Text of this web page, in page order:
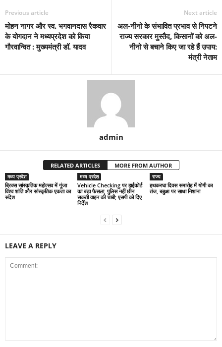
Previous article
मोहन नागर और स्व. भगवानदास रैकवार
के योगदान ने मध्यप्रदेश को किया
गौरवान्वित : मुख्यमंत्री डॉ. यादव
Next article
अल-नीनो के संभावित प्रभाव से निपटने
राज्य सरकार मुस्तैद, किसानों को अल-
नीनो से बचाने किए जा रहे हैं उपाय:
मंत्री नेताम
admin
RELATED ARTICLES MORE FROM AUTHOR
मध्य प्रदेश
ब्रिक्स सांस्कृतिक महोत्सव में गूंजा
विश्व शांति और सांस्कृतिक एकता का
संदेश
मध्य प्रदेश
Vehicle Checking पर हाईकोर्ट
का बड़ा फैसला, पुलिस नहीं छीन
सकती वाहन की चाबी; एसपी को दिए
निर्देश
राज्य
हथकरघा दिवस समारोह में योगी का
तंज, बबुआ पर साधा निशाना
LEAVE A REPLY